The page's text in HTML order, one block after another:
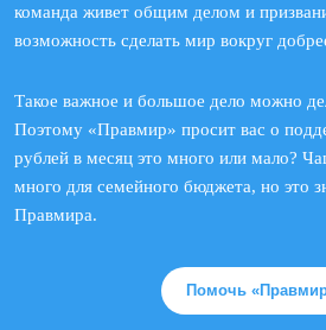
команда живет общим делом и
возможность сделать мир вокруг
Такое важное и большое дело можно
Поэтому «Правмир» просит вас о
рублей в месяц это много или мало?
много для семейного бюджета, но это
Правмира.
Помочь